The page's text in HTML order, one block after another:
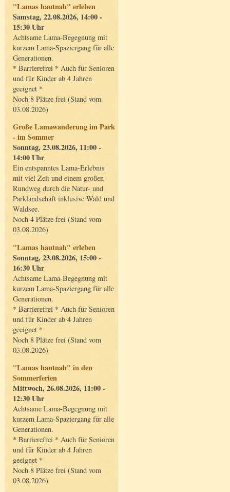
"Lamas hautnah" erleben
Samstag, 22.08.2026, 14:00 -
15:30 Uhr
Achtsame Lama-Begegnung mit
kurzem Lama-Spaziergang für alle
Generationen.
* Barrierefrei * Auch für Senioren
und für Kinder ab 4 Jahren
geeignet *
Noch 8 Plätze frei (Stand vom
03.08.2026)
Große Lamawanderung im Park
- im Sommer
Sonntag, 23.08.2026, 11:00 -
14:00 Uhr
Ein entspanntes Lama-Erlebnis
mit viel Zeit und einem großen
Rundweg durch die Natur- und
Parklandschaft inklusive Wald und
Waldsee.
Noch 4 Plätze frei (Stand vom
03.08.2026)
"Lamas hautnah" erleben
Sonntag, 23.08.2026, 15:00 -
16:30 Uhr
Achtsame Lama-Begegnung mit
kurzem Lama-Spaziergang für alle
Generationen.
* Barrierefrei * Auch für Senioren
und für Kinder ab 4 Jahren
geeignet *
Noch 8 Plätze frei (Stand vom
03.08.2026)
"Lamas hautnah" in den
Sommerferien
Mittwoch, 26.08.2026, 11:00 -
12:30 Uhr
Achtsame Lama-Begegnung mit
kurzem Lama-Spaziergang für alle
Generationen.
* Barrierefrei * Auch für Senioren
und für Kinder ab 4 Jahren
geeignet *
Noch 8 Plätze frei (Stand vom
03.08.2026)